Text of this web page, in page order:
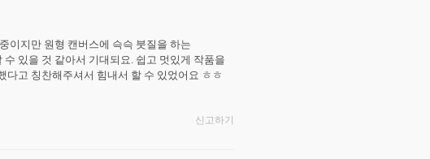
이지만 원형 캔버스에 슥슥 붓질을 하는
있을 것 같아서 기대되요. 쉽고 멋있게 작품을
고 칭찬해주셔서 힘내서 할 수 있었어요 ㅎㅎ
신고하기